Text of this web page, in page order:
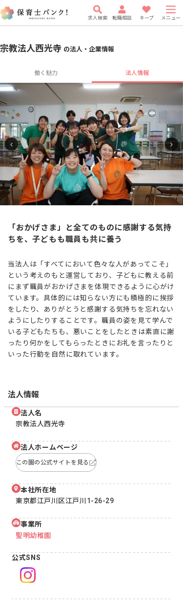
求人検索 転職相談 キープ メニュー
宗教法人西光寺 の法人・企業情報
働く魅力 法人情報
「おかげさま」と全てのものに感謝する気持
ちを、子どもも職員も共に養う
当法人は「すべてにおいて色々な人があってこそ」
という考えのもと運営しており、子どもに教える前
にまず職員がおかげさまを体現できるように心がけ
ています。具体的には知らない方にも積極的に挨拶
をしたり、ありがとうと感謝する気持ちを忘れない
ようにしたりすることです。職員の姿を見て学んで
いる子どもたちも、悪いことをしたときは素直に謝
ったり何かをしてもらったときにお礼を言ったりと
いった行動を自然に取れています。
法人情報
法人名
宗教法人西光寺
法人ホームページ
この園の公式サイトを見る
本社所在地
東京都江戸川区江戸川1-26-29
事業所
聖明幼稚園
公式SNS